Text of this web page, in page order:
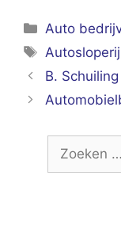
Auto
Tags
Autosloperij
B.
Zoek